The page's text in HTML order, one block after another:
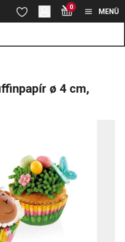
4 cm, 100 db, tavaszi oldalon
fő tartalomhoz
a kereséshez
navigációhoz 0
MENÜ
ø 4 cm,